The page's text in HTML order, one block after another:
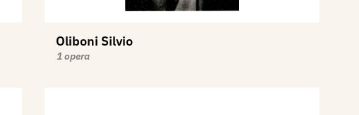
Oliboni Silvio
1 opera